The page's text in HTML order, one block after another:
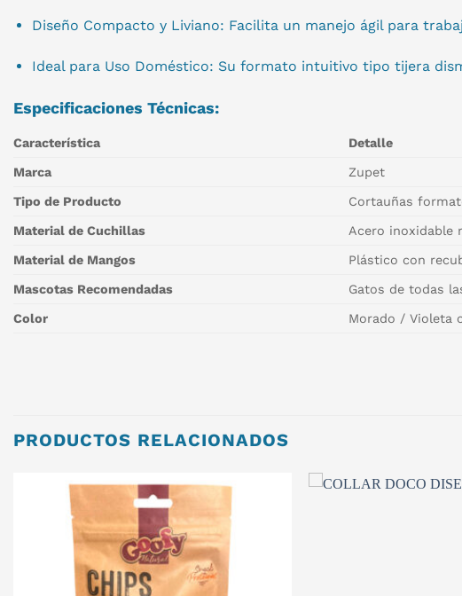
Diseño Compacto y Liviano: Facilita un manejo ágil para
Ideal para Uso Doméstico: Su formato intuitivo tipo tijera
Especificaciones Técnicas:
Característica Detalle
Marca Zupet
Tipo de Producto Cortauñas
Material de Cuchillas Acero inoxidable
Material de Mangos Plástico con
Mascotas Recomendadas Gatos de todas
Color Morado / Violeta
PRODUCTOS RELACIONADOS